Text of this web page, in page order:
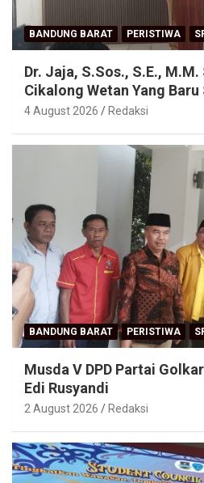
BANDUNG BARAT PERISTIWA
Dr. Jaja, S.Sos., S.E.,
Cikalong Wetan Yang
4 August 2026 Redaksi
BANDUNG BARAT PERISTIWA
Musda V DPD Partai
Edi Rusyandi
2 August 2026 Redaksi